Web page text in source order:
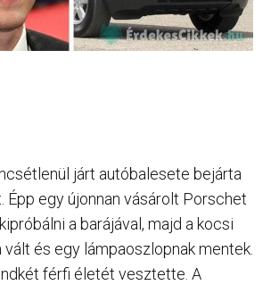
járt autóbalesete bejárta
Épp egy újonnan vásárolt Porschet
a barájával, majd a kocsi
vált és egy lámpaoszlopnak mentek.
férfi életét vesztette. A